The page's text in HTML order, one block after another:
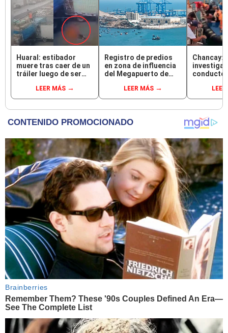
Huaral: estibador
muere tras caer de un
tráiler luego de ser
compañero
LEER MÁS
Registro de predios
en zona de influencia
del Megapuerto de
38%, según Sunarp:
hipotecas y
LEER MÁS
Chancay:
volcó y
muerte